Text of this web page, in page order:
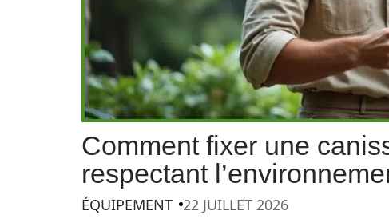
Comment fixer une
respectant
ÉQUIPEMENT 22 JUILLET 2026